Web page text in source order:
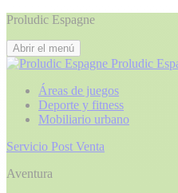
Proludic Espagne
Abrir el menú
Proludic
Áreas de juegos
Deporte y fitness
Mobiliario urbano
Servicio Post Venta
Aventura